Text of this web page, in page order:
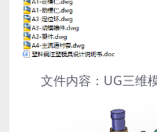
文件内容：UG三维